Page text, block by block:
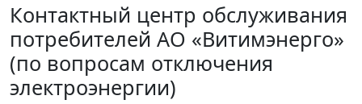
Контактный центр обслуживания
потребителей АО «Витимэнерго»
(по вопросам отключения
электроэнергии)